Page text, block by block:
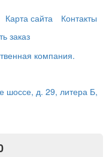
Карта сайта
Контакты
заказ
шоссе, д. 29, литера Б,